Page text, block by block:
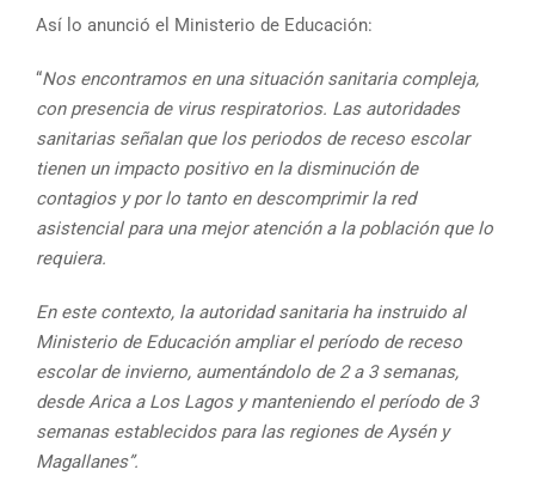
Así lo anunció el Ministerio de Educación:
“Nos encontramos en una situación sanitaria compleja,
con presencia de virus respiratorios. Las autoridades
sanitarias señalan que los periodos de receso escolar
tienen un impacto positivo en la disminución de
contagios y por lo tanto en descomprimir la red
asistencial para una mejor atención a la población que lo
requiera.
En este contexto, la autoridad sanitaria ha instruido al
Ministerio de Educación ampliar el período de receso
escolar de invierno, aumentándolo de 2 a 3 semanas,
desde Arica a Los Lagos y manteniendo el período de 3
semanas establecidos para las regiones de Aysén y
Magallanes”.